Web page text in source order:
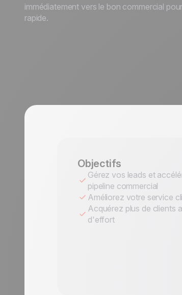
immédiatement vers le bon commercial
rapide.
Objectifs
Gérez vos leads et
pipeline commercial
Améliorez votre service
Acquérez plus de clients
d'effort